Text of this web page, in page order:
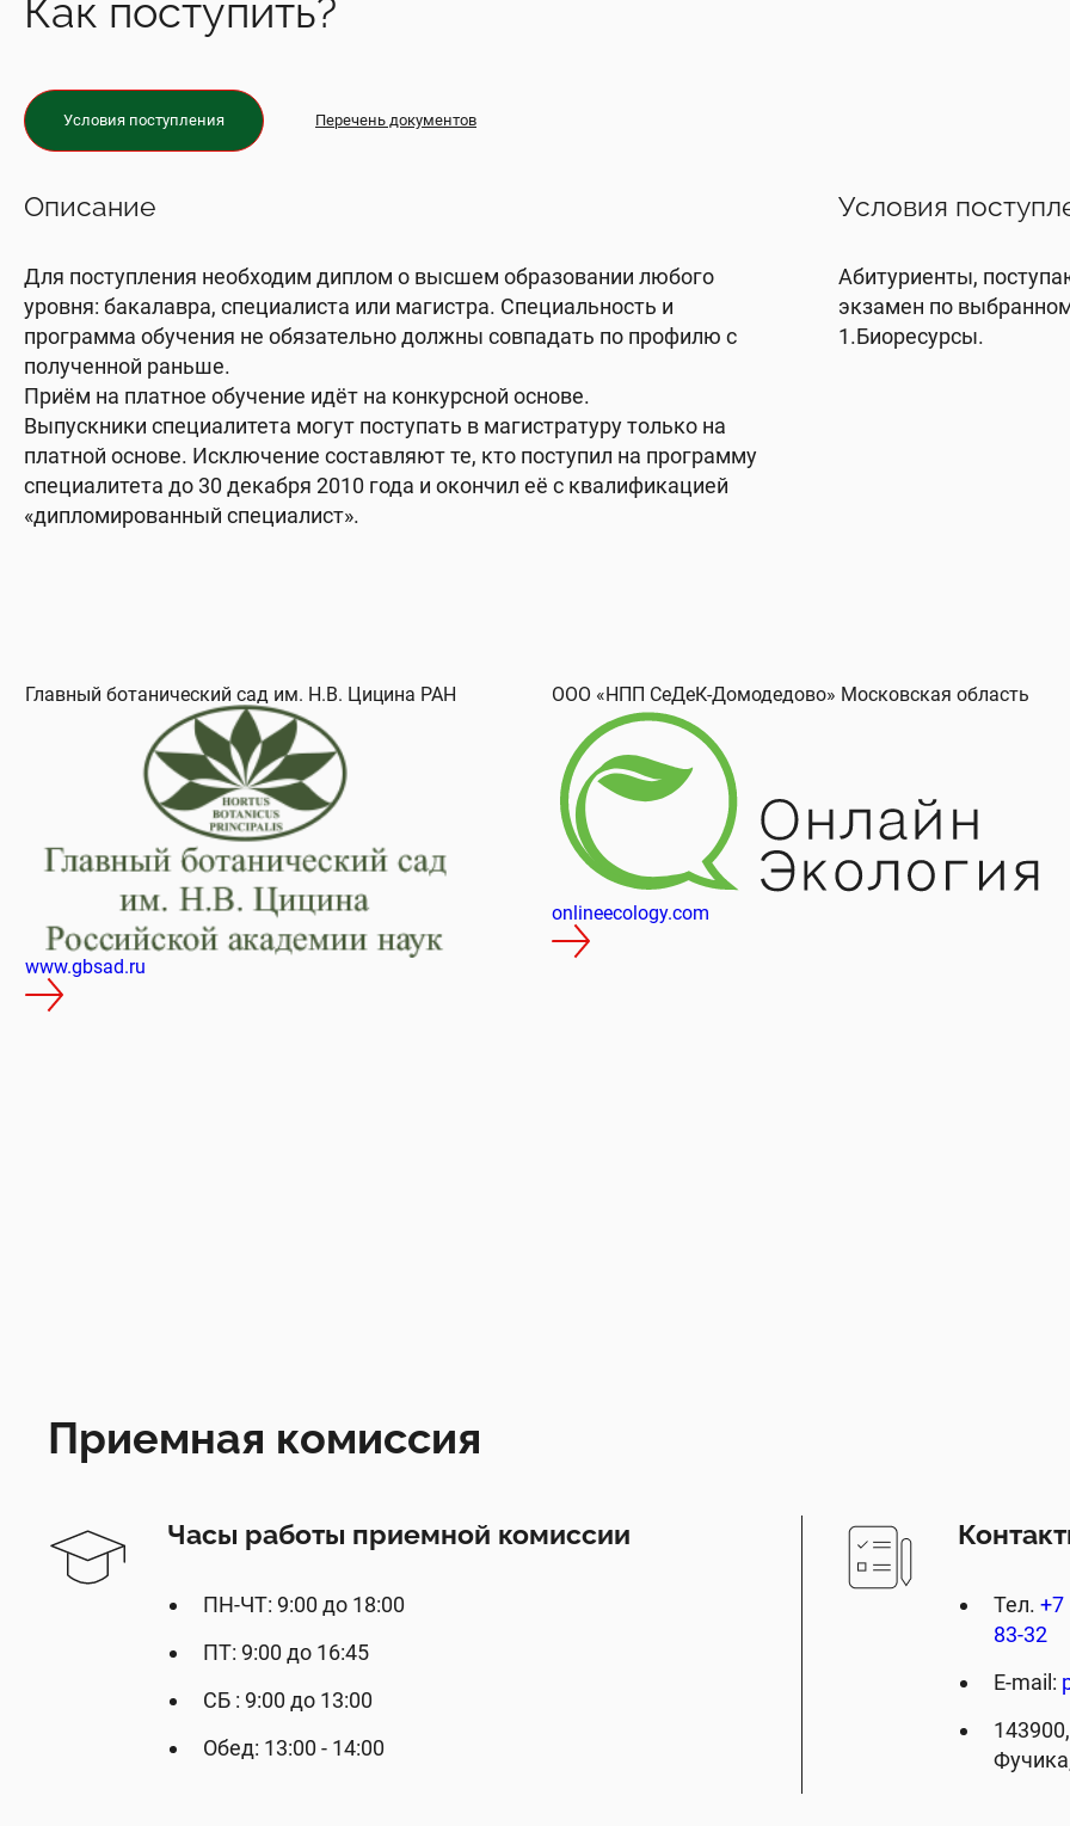
Как поступить?
Условия поступления Перечень документов
Описание
Для поступления необходим диплом о высшем образовании любого
уровня: бакалавра, специалиста или магистра. Специальность и
программа обучения не обязательно должны совпадать по профилю с
полученной раньше.
Приём на платное обучение идёт на конкурсной основе.
Выпускники специалитета могут поступать в магистратуру только на
платной основе. Исключение составляют те, кто поступил на программу
специалитета до 30 декабря 2010 года и окончил её с квалификацией
«дипломированный специалист».
Условия
Абитуриенты,
экзамен по
1.Биоресурсы.
ООО «НПП СеДеК-Домодедово» Московская область
onlineecology.com
ООО «Рота-Агро»
rota-agro.ru
Приемная комиссия
Часы работы приемной комиссии
ПН-ЧТ: 9:00 до 18:00
ПТ: 9:00 до 16:45
СБ : 9:00 до 13:00
Обед: 13:00 - 14:00
Тел. +7
83-32
E-mail: